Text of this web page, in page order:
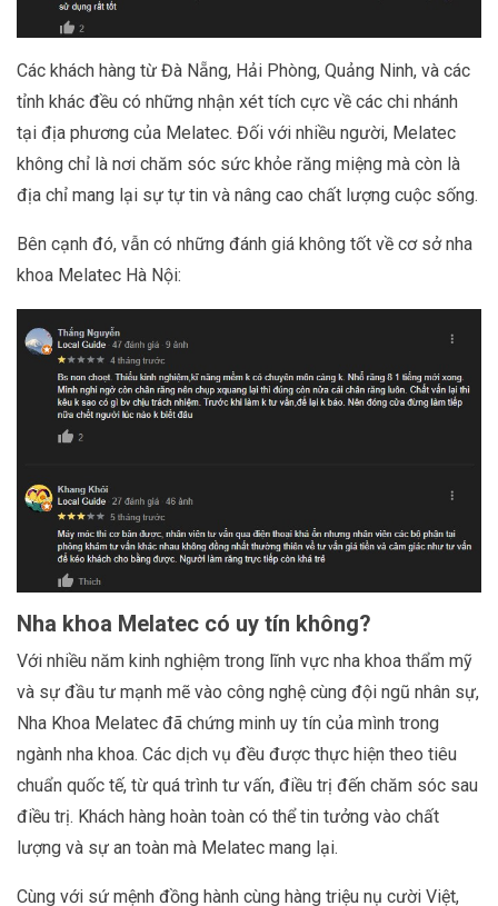
Các khách hàng từ Đà Nẵng, Hải Phòng, Quảng Ninh, và các
tỉnh khác đều có những nhận xét tích cực về các chi nhánh
tại địa phương của Melatec. Đối với nhiều người, Melatec
không chỉ là nơi chăm sóc sức khỏe răng miệng mà còn là
địa chỉ mang lại sự tự tin và nâng cao chất lượng cuộc sống.
Bên cạnh đó, vẫn có những đánh giá không tốt về cơ sở nha
khoa Melatec Hà Nội:
Nha khoa Melatec có uy tín không?
Với nhiều năm kinh nghiệm trong lĩnh vực nha khoa thẩm mỹ
và sự đầu tư mạnh mẽ vào công nghệ cùng đội ngũ nhân sự,
Nha Khoa Melatec đã chứng minh uy tín của mình trong
ngành nha khoa. Các dịch vụ đều được thực hiện theo tiêu
chuẩn quốc tế, từ quá trình tư vấn, điều trị đến chăm sóc sau
điều trị. Khách hàng hoàn toàn có thể tin tưởng vào chất
lượng và sự an toàn mà Melatec mang lại.
Cùng với sứ mệnh đồng hành cùng hàng triệu nụ cười Việt,